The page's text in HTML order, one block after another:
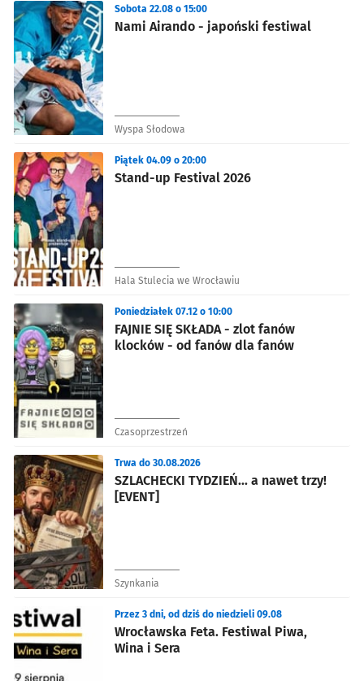
Nami Airando - japoński festiwal
Sobota 22.08 o 15:00
Wyspa Słodowa
Stand-up Festival 2026
Piątek 04.09 o 20:00
Hala Stulecia we Wrocławiu
FAJNIE SIĘ SKŁADA - zlot fanów
klocków - od fanów dla fanów
Poniedziałek 07.12 o 10:00
Czasoprzestrzeń
SZLACHECKI TYDZIEŃ... a nawet trzy!
[EVENT]
Trwa do 30.08.2026
Szynkania
Wrocławska Feta. Festiwal Piwa,
Wina i Sera
Przez 3 dni, od dziś do niedzieli 09.08